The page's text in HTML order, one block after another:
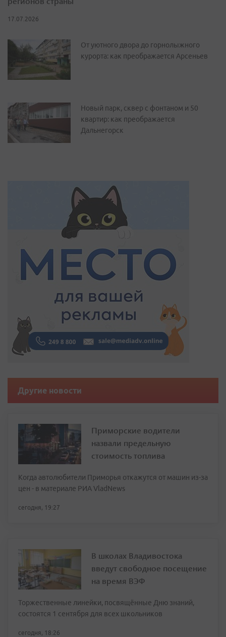
17.07.2026
От уютного двора до горнолыжного
курорта: как преображается Арсеньев
Новый парк, сквер с фонтаном и 50
квартир: как преображается
Дальнегорск
Другие новости
Приморские водители
назвали предельную
стоимость топлива
Когда автолюбители Приморья откажутся от машин из-за
цен - в материале РИА VladNews
сегодня, 19:27
В школах Владивостока
введут свободное посещение
на время ВЭФ
Торжественные линейки, посвящённые Дню знаний,
состоятся 1 сентября для всех школьников
сегодня, 18:26